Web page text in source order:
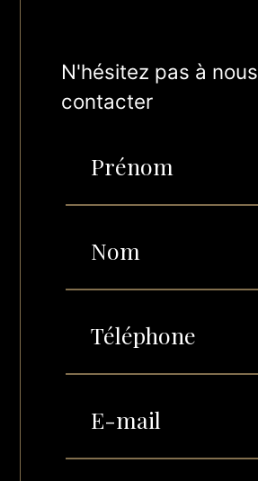
N'hésitez pas à nous
contacter